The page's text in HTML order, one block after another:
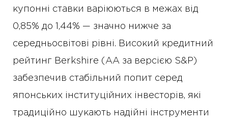
купонні ставки варіюються в межах від
0,85% до 1,44% — значно нижче за
середньосвітові рівні. Високий кредитний
рейтинг Berkshire (AA за версією S&P)
забезпечив стабільний попит серед
японських інституційних інвесторів, які
традиційно шукають надійні інструменти